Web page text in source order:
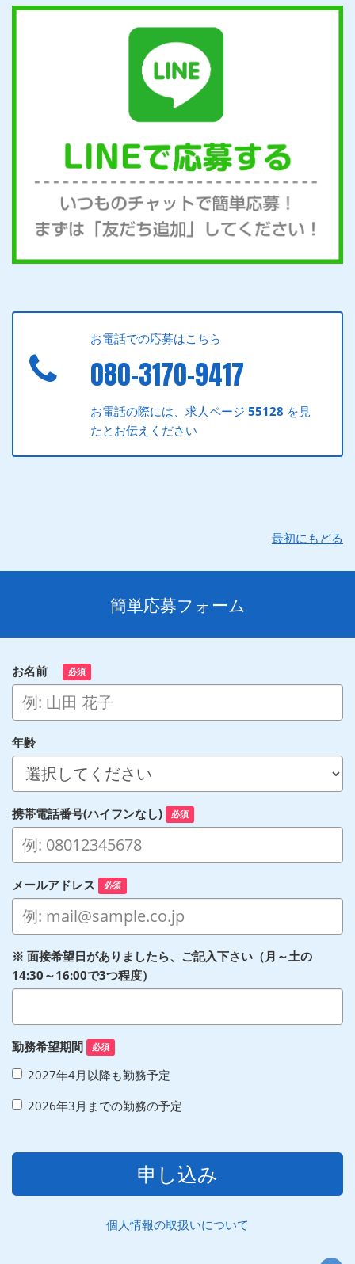
お電話での応募はこちら
080-3170-9417
お電話の際には、求人ページ55128 を見
たとお伝えください
最初にもどる
簡単応募フォーム
お名前 必須
年齢
携帯電話番号(ハイフンなし) 必須
メールアドレス 必須
※ 面接希望日がありましたら、ご記入下さい（月～土の
14:30～16:00で3つ程度）
勤務希望期間 必須
2027年4月以降も勤務予定
2026年3月までの勤務の予定
申し込み
個人情報の取扱いについて